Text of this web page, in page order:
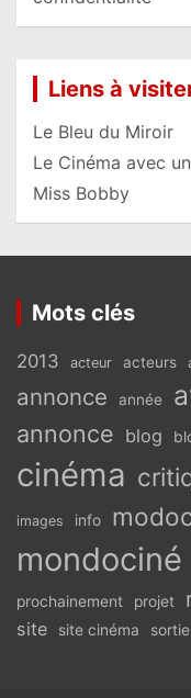
Liens à
Le Bleu du Miroir
Le Cinéma avec
Miss Bobby
Mots clés
2013 acteur acteurs
annonce année
annonce blog
cinéma
images info
mondociné
prochainement projet
site site cinéma sortie